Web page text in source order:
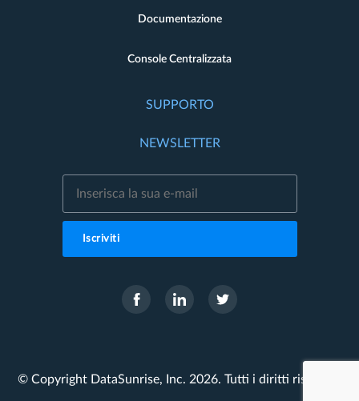
Documentazione
Console Centralizzata
SUPPORTO
NEWSLETTER
Iscriviti
© Copyright DataSunrise, Inc. 2026. Tutti i diritti riservati.